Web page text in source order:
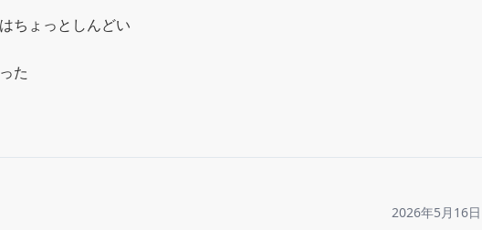
ちょっとしんどい
た
2026年5月16日